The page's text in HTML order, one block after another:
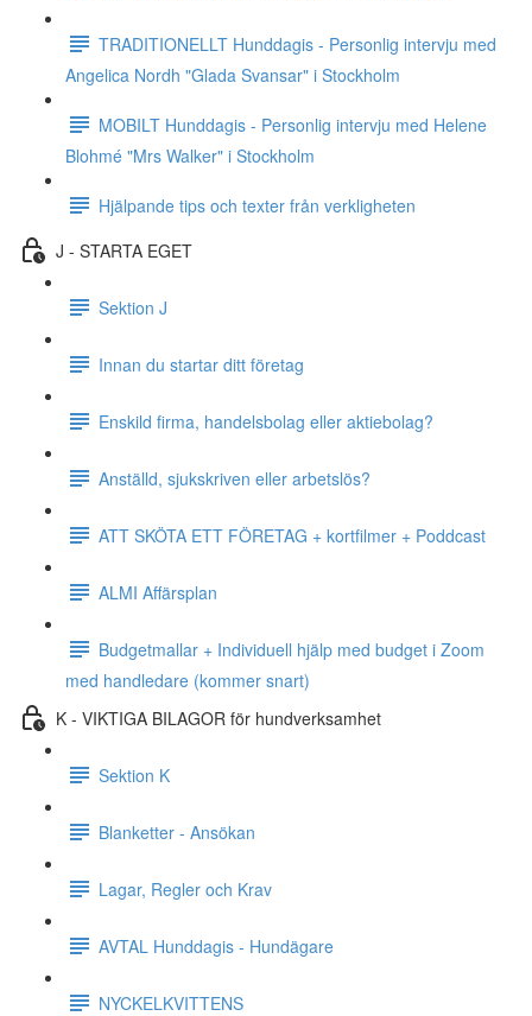
TRADITIONELLT Hunddagis - Personlig intervju med
Angelica Nordh "Glada Svansar" i Stockholm
MOBILT Hunddagis - Personlig intervju med Helene
Blohmé "Mrs Walker" i Stockholm
Hjälpande tips och texter från verkligheten
J - STARTA EGET
Sektion J
Innan du startar ditt företag
Enskild firma, handelsbolag eller aktiebolag?
Anställd, sjukskriven eller arbetslös?
ATT SKÖTA ETT FÖRETAG + kortfilmer + Poddcast
ALMI Affärsplan
Budgetmallar + Individuell hjälp med budget i Zoom
med handledare (kommer snart)
K - VIKTIGA BILAGOR för hundverksamhet
Sektion K
Blanketter - Ansökan
Lagar, Regler och Krav
AVTAL Hunddagis - Hundägare
NYCKELKVITTENS